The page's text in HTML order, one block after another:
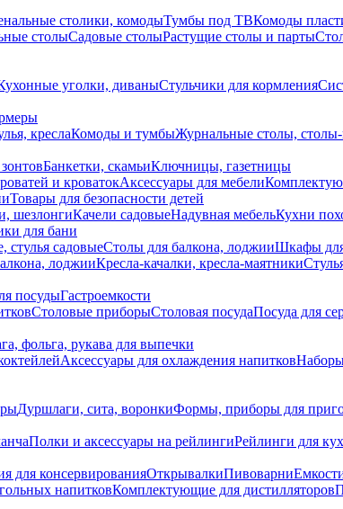
столики, комодыТумбы под ТВКомоды
столыСадовые столыРастущие столы и парты
уголки, диваныСтульчики для кормления
креслаКомоды и тумбыЖурнальные столы,
Банкетки, скамьиКлючницы, газетницы
и кроватокАксессуары для мебели
Товары для безопасности детей
шезлонгиКачели садовыеНадувная мебельКухни
для бани
стулья садовыеСтолы для балкона, лоджииШкафы
лоджииКресла-качалки, кресла-маятники
посудыГастроемкости
Столовые приборыСтоловая посудаПосуда для
фольга, рукава для выпечки
Аксессуары для охлаждения напитков
Дуршлаги, сита, воронкиФормы, приборы для
Полки и аксессуары на рейлингиРейлинги для
для консервированияОткрывалкиПивоварни
напитковКомплектующие для дистилляторов